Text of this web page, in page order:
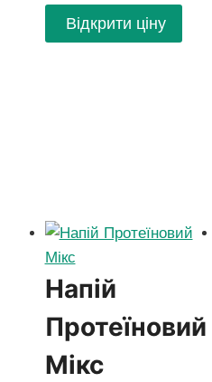
Відкрити ціну
Напій
Протеїновий
Мікс